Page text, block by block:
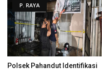
P. RAYA
Polsek Pahandut Identifikasi